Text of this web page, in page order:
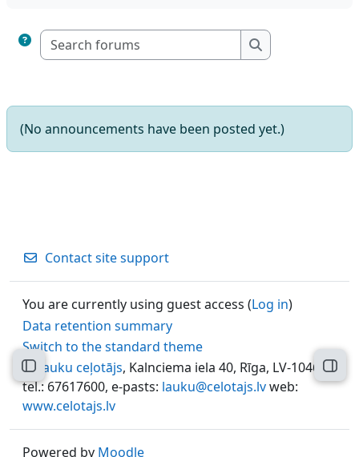
Open course index
Search forums
Search forums
(No announcements have been posted yet.)
Contact site support
You are currently using guest access (Log in)
Data retention summary
Switch to the standard theme
© Lauku ceļotājs, Kalnciema iela 40, Rīga, LV-1046,
tel.: 67617600, e-pasts: lauku@celotajs.lvweb:
www.celotajs.lv
Powered by Moodle